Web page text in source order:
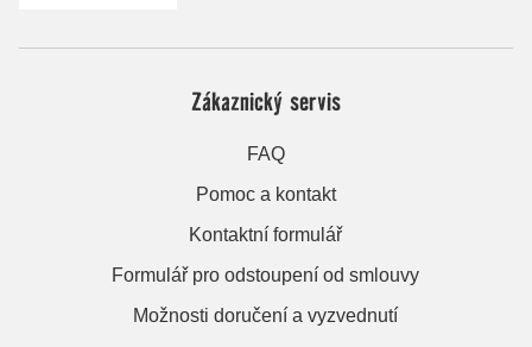
Zákaznický servis
FAQ
Pomoc a kontakt
Kontaktní formulář
Formulář pro odstoupení od smlouvy
Možnosti doručení a vyzvednutí